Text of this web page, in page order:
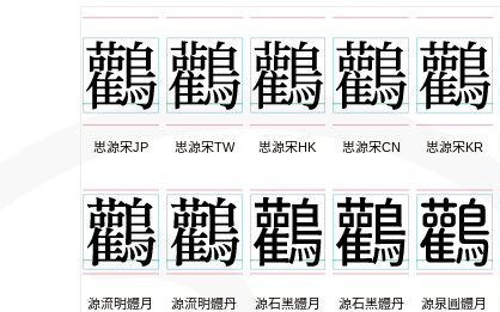
思源宋JP 思源宋TW 思源宋HK 思源宋CN 思源宋KR
源流明體月 源流明體丹 源石黑體月 源石黑體丹 源泉圓體月